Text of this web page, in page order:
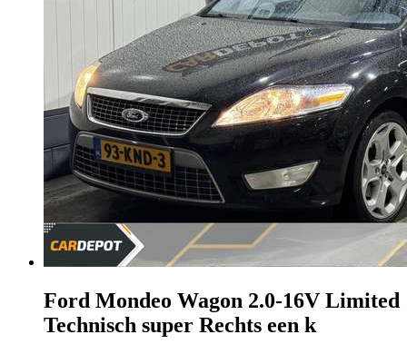
Ford Mondeo Wagon 2.0-16V Limited
Technisch super Rechts een k